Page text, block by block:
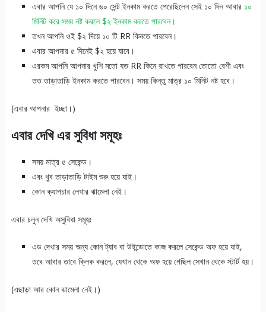
এবার আপনি যে ১০ দিনে ৬০ সেন্ট ইনকাম করতে পেরেছিলেন সেই ১০ দিন আবার১০
মিনিট করে সময় নষ্ট করলে $২ ইনকাম করতে পারবেন।
তখন আপনি ওই $২ দিয়ে ১০ টি RR কিনতে পারবেন।
এবার আপনার ৫ দিনেই $২ হয়ে যাবে।
এরকম আপনি আপনার খুশি মতো যত RR কিনে রাখতে পারবেন তোতো বেশী এবং
তত তাড়াতাড়ি ইনকাম করতে পারবেন। সময় কিন্তু মাত্র ১০ মিনিট নষ্ট হবে।
(এবার আপনার ইচ্ছা।)
এবার দেখি এর সুবিধা সমূহঃ
সময় মাত্র ৫ সেকেন্ড।
এবং খুব তাড়াতাড়ি টাইম শুরু হয়ে যাই।
কোন ক্যাপচার লেখার ঝামেলা নেই।
এবার চলুন দেখি অসুবিধা সমূহঃ
এড দেখার সময় অন্য কোন ট্যাব বা উইন্ডোতে কাজ করলে সেকেন্ড অফ হয়ে যাই,
তবে আবার তাবে ক্লিক করলে, যেখান থেকে অফ হয়ে গেছিল সেখান থেকে স্টার্ট হয়।
(এছাড়া আর কোন ঝামেলা নেই।)